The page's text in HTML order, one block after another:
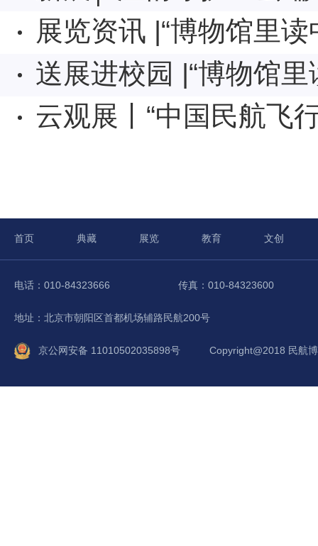
展览资讯 |“博物馆里
送展进校园 |“博物馆
云观展丨“中国民航飞
首页 典藏 展览 教育 文创
电话：010-84323666 传真：010-84323600
地址：北京市朝阳区首都机场辅路民航200号
京公网安备 11010502035898号 Copyright@2018 民航